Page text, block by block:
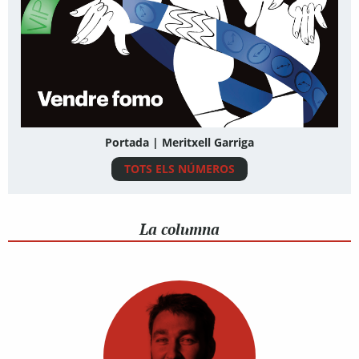
Portada | Meritxell Garriga
TOTS ELS NÚMEROS
La columna